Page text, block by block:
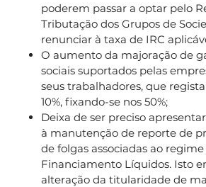
poderem passar a optar pelo
Tributação dos Grupos de
renunciar à taxa de IRC
O aumento da majoração de
sociais suportados pelas
seus trabalhadores, que
10%, fixando-se nos 50%;
Deixa de ser preciso
à manutenção de reporte de
de folgas associadas ao
Financiamento Líquidos. Isto
alteração da titularidade de